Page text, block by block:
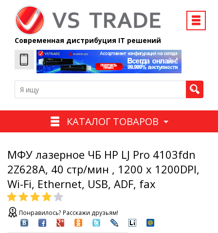
Современная дистрибуция IT решений
КАТАЛОГ ТОВАРОВ
МФУ лазерное ЧБ HP LJ Pro 4103fdn
2Z628A, 40 стр/мин , 1200 x 1200DPI,
Wi-Fi, Ethernet, USB, ADF, fax
Понравилось? Расскажи друзьям!